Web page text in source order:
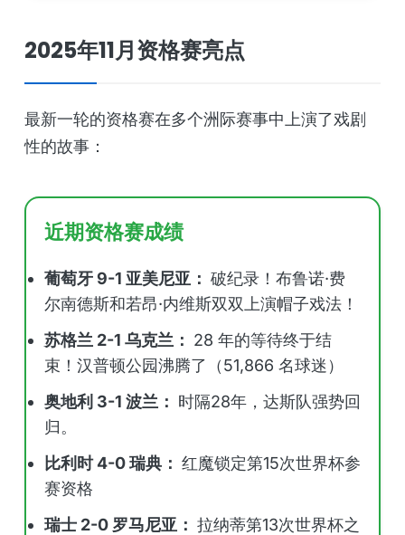
2025年11月资格赛亮点
最新一轮的资格赛在多个洲际赛事中上演了戏剧
性的故事：
近期资格赛成绩
葡萄牙 9-1 亚美尼亚： 破纪录！布鲁诺·费
尔南德斯和若昂·内维斯双双上演帽子戏法！
苏格兰 2-1 乌克兰： 28 年的等待终于结
束！汉普顿公园沸腾了（51,866 名球迷）
奥地利 3-1 波兰： 时隔28年，达斯队强势回
归。
比利时 4-0 瑞典： 红魔锁定第15次世界杯参
赛资格
瑞士 2-0 罗马尼亚： 拉纳蒂第13次世界杯之